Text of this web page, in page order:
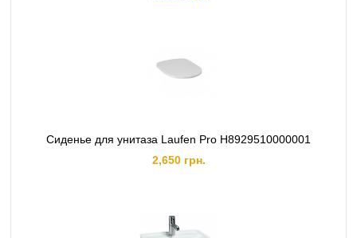
Сиденье для унитаза Laufen Pro H8929510000001
2,650 грн.